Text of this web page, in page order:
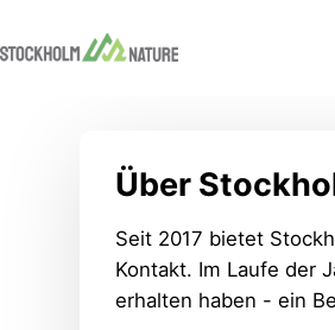
Über
Seit 2017 bietet
Kontakt. Im Laufe der
erhalten haben - ein